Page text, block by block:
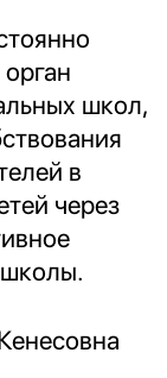
школ,
в
через